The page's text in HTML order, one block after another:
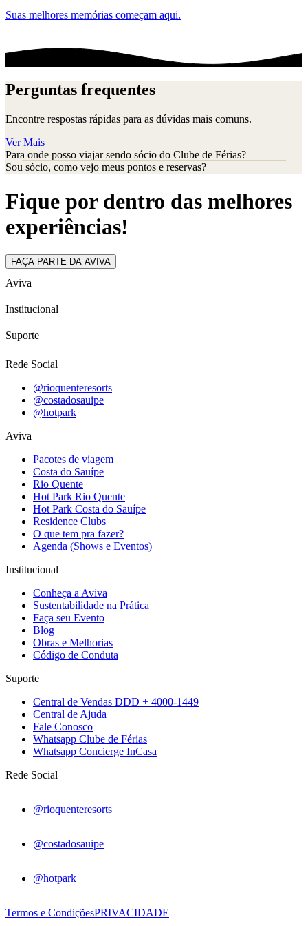
Suas melhores memórias começam aqui.
Perguntas frequentes
Encontre respostas rápidas para as dúvidas mais comuns.
Ver Mais
Para onde posso viajar sendo sócio do Clube de Férias?
Sou sócio, como vejo meus pontos e reservas?
Fique por dentro das melhores
experiências!
FAÇA PARTE DA AVIVA
Aviva
Institucional
Suporte
Rede Social
@rioquenteresorts
@costadosauipe
@hotpark
Aviva
Pacotes de viagem
Costa do Sauípe
Rio Quente
Hot Park Rio Quente
Hot Park Costa do Sauípe
Residence Clubs
O que tem pra fazer?
Agenda (Shows e Eventos)
Institucional
Conheça a Aviva
Sustentabilidade na Prática
Faça seu Evento
Blog
Obras e Melhorias
Código de Conduta
Suporte
Central de Vendas DDD + 4000-1449
Central de Ajuda
Fale Conosco
Whatsapp Clube de Férias
Whatsapp Concierge InCasa
Rede Social
@rioquenteresorts
@costadosauipe
@hotpark
Termos e CondiçõesPRIVACIDADE